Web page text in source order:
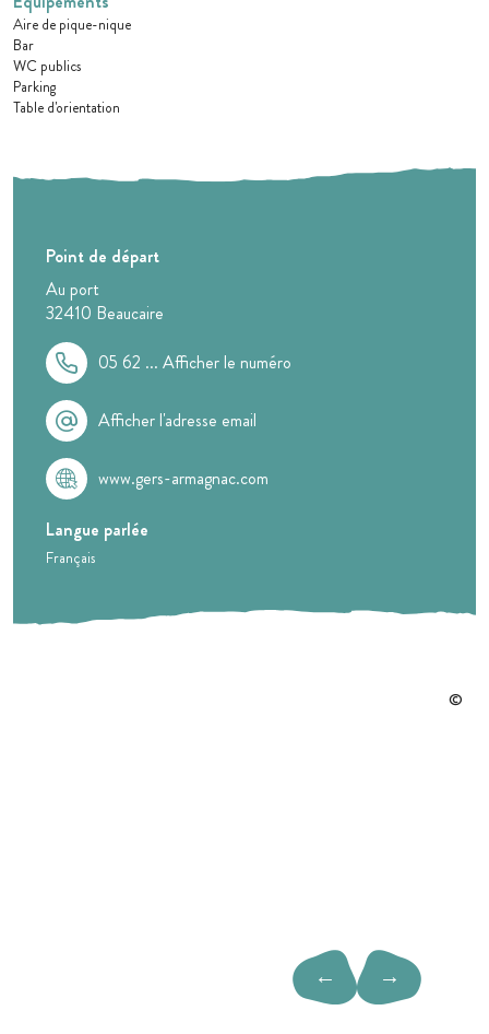
Aire de pique-nique
Bar
WC publics
Parking
Table d'orientation
Point de départ
Au port
32410 Beaucaire
05 62 ... Afficher le numéro
Afficher l'adresse email
www.gers-armagnac.com
Langue parlée
Français
← →